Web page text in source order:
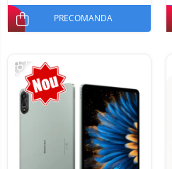
PRECOMANDA
-18%